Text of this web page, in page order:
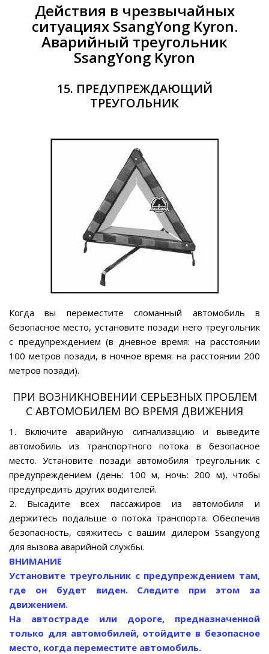
Действия в чрезвычайных
ситуациях SsangYong Kyron.
Аварийный треугольник
SsangYong Kyron
15. ПРЕДУПРЕЖДАЮЩИЙ
ТРЕУГОЛЬНИК
Когда вы переместите сломанный автомобиль в
безопасное место, установите позади него треугольник
с предупреждением (в дневное время: на расстоянии
100 метров позади, в ночное время: на расстоянии 200
метров позади).
ПРИ ВОЗНИКНОВЕНИИ СЕРЬЕЗНЫХ ПРОБЛЕМ
С АВТОМОБИЛЕМ ВО ВРЕМЯ ДВИЖЕНИЯ
1. Включите аварийную сигнализацию и выведите
автомобиль из транспортного потока в безопасное
место. Установите позади автомобиля треугольник с
предупреждением (день: 100 м, ночь: 200 м), чтобы
предупредить других водителей.
2. Высадите всех пассажиров из автомобиля и
держитесь подальше о потока транспорта. Обеспечив
безопасность, свяжитесь с вашим дилером Ssangyong
для вызова аварийной службы.
ВНИМАНИЕ
Установите треугольник с предупреждением там,
где он будет виден. Следите при этом за
движением.
На автостраде или дороге, предназначенной
только для автомобилей, отойдите в безопасное
место, когда переместите автомобиль.